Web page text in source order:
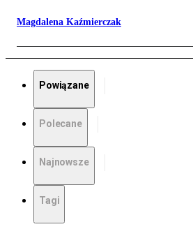
Magdalena Kaźmierczak
Powiązane
Polecane
Najnowsze
Tagi